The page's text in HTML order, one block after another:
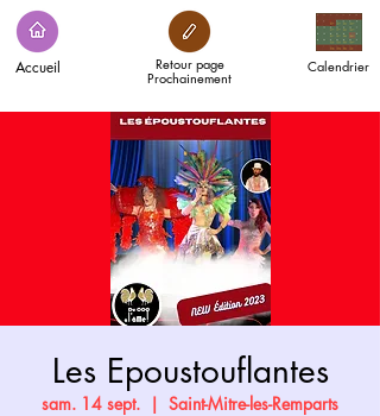
Accueil Calendrier
Retour page
Prochainement
Les Epoustouflantes
sam. 14 sept.
  |
Saint-Mitre-les-Remparts